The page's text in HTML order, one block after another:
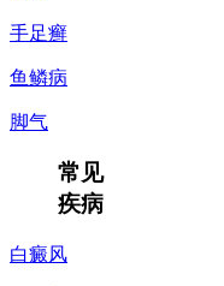
手足癣
鱼鳞病
脚气
常见
疾病
白癜风